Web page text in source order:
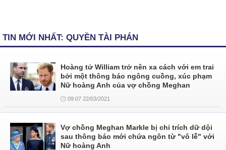
TIN MỚI NHẤT: QUYỀN TÀI PHÁN
Hoàng tử William trở nên xa cách với em trai
bởi một thông báo ngông cuồng, xúc phạm
Nữ hoàng Anh của vợ chồng Meghan
09:07 22/03/2021
Vợ chồng Meghan Markle bị chỉ trích dữ dội
sau thông báo mới chứa ngôn từ "vô lễ" với
Nữ hoàng Anh